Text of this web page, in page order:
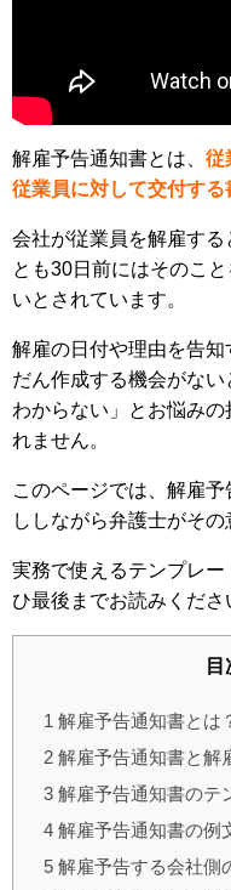
解雇予告通知書とは、 従
従業員に対して交付する
会社が従業員を解雇する
とも30日前にはそのこ
いとされています。
解雇の日付や理由を告
だん作成する機会がな
わからない」とお悩み
れません。
このページでは、解雇
ししながら弁護士がその
実務で使えるテンプレ
ひ最後までお読みくださ
目
1 解雇予告通知書とは
2 解雇予告通知書と解
3 解雇予告通知書のテ
4 解雇予告通知書の例
5 解雇予告する会社側